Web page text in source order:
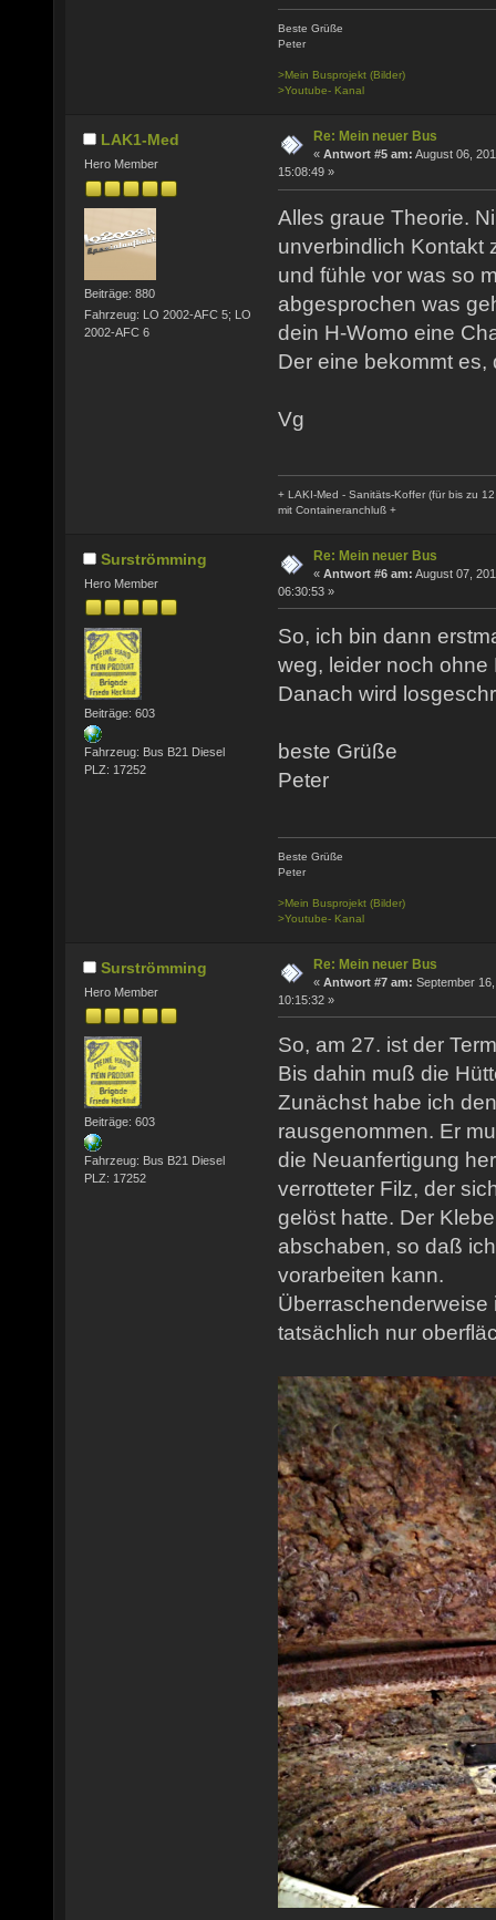
Beste Grüße
Peter
>Mein Busprojekt (Bilder)
>Youtube- Kanal
LAK1-Med
Hero Member
Beiträge: 880
Fahrzeug: LO 2002-AFC 5; LO
2002-AFC 6
Re: Mein neuer Bus
« Antwort #5 am: August 06,
15:08:49 »
Alles graue Theorie.
unverbindlich Kontakt
und fühle vor was so
abgesprochen was
dein H-Womo eine
Der eine bekommt es,
Vg
+ LAKI-Med - Sanitäts-Koffer (für bis zu
mit Containeranchluß +
Surströmming
Hero Member
Beiträge: 603
Fahrzeug: Bus B21 Diesel
PLZ: 17252
Re: Mein neuer Bus
« Antwort #6 am: August 07,
06:30:53 »
So, ich bin dann
weg, leider noch ohne
Danach wird
beste Grüße
Peter
Beste Grüße
Peter
>Mein Busprojekt (Bilder)
>Youtube- Kanal
Surströmming
Hero Member
Beiträge: 603
Fahrzeug: Bus B21 Diesel
PLZ: 17252
Re: Mein neuer Bus
« Antwort #7 am: September
10:15:32 »
So, am 27. ist der
Bis dahin muß die
Zunächst habe ich
rausgenommen. Er
die Neuanfertigung
verrotteter Filz, der
gelöst hatte. Der
abschaben, so daß
vorarbeiten kann.
Überraschenderweise
tatsächlich nur